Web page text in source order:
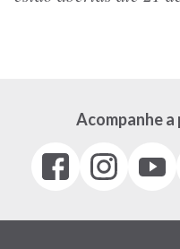
Acompanhe
Facebook
(link
em
Instagram
(link
em
(link
em